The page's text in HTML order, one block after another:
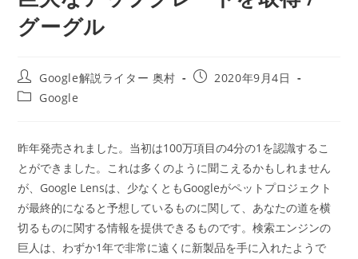
グーグル
投
稿
者:
Google解説ライター 奥村
投
2020年9月4日
投
テ
ゴ
リ
ー:
Google
昨年発売されました。当初は100万項目の4分の1を認識するこ
とができました。これは多くのように聞こえるかもしれません
が、Google Lensは、少なくともGoogleがペットプロジェクト
が最終的になると予想しているものに関して、あなたの道を横
切るものに関する情報を提供できるものです。検索エンジンの
巨人は、わずか1年で非常に遠くに新製品を手に入れたようで